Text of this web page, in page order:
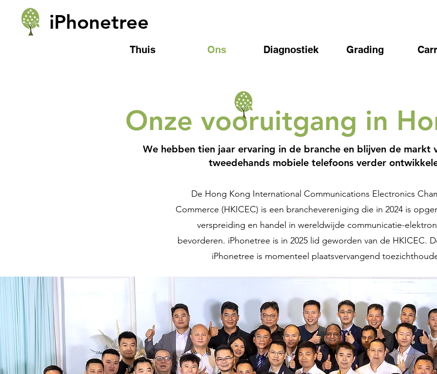
iPhonetree
Thuis Ons Diagnostiek Grading
Onze vooruitgang in
We hebben tien jaar ervaring in de branche en blijven de markt
tweedehands mobiele telefoons verder
De Hong Kong International Communications Electronics
Commerce (HKICEC) is een branchevereniging die in 2024 is
verspreiding en handel in wereldwijde communicatie-
bevorderen. iPhonetree is in 2025 lid geworden van de HKICEC.
iPhonetree is momenteel plaatsvervangend